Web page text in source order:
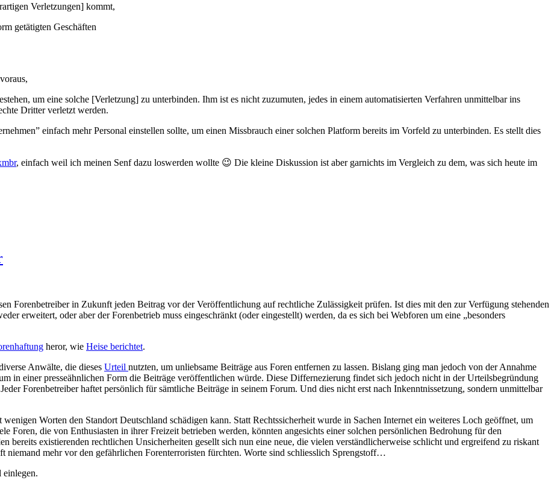
Verletzungen] kommt,
getätigten Geschäften
um eine solche [Verletzung] zu unterbinden. Ihm ist es nicht zuzumuten, jedes in einem automatisierten Verfahren unmittelbar ins
Dritter verletzt werden.
einfach mehr Personal einstellen sollte, um einen Missbrauch einer solchen Platform bereits im Vorfeld zu unterbinden. Es stellt dies
, einfach weil ich meinen Senf dazu loswerden wollte 😉 Die kleine Diskussion ist aber garnichts im Vergleich zu dem, was sich heute im
Forenbetreiber in Zukunft jeden Beitrag vor der Veröffentlichung auf rechtliche Zulässigkeit prüfen. Ist dies mit den zur Verfügung stehenden
erweitert, oder aber der Forenbetrieb muss eingeschränkt (oder eingestellt) werden, da es sich bei Webforen um eine „besonders
heror, wie Heise berichtet.
Anwälte, die dieses Urteil nutzten, um unliebsame Beiträge aus Foren entfernen zu lassen. Bislang ging man jedoch von der Annahme
in einer presseähnlichen Form die Beiträge veröffentlichen würde. Diese Differnezierung findet sich jedoch nicht in der Urteilsbegründung
Forenbetreiber haftet persönlich für sämtliche Beiträge in seinem Forum. Und dies nicht erst nach Inkenntnissetzung, sondern unmittelbar
Worten den Standort Deutschland schädigen kann. Statt Rechtssicherheit wurde in Sachen Internet ein weiteres Loch geöffnet, um
Foren, die von Enthusiasten in ihrer Freizeit betrieben werden, könnten angesichts einer solchen persönlichen Bedrohung für den
bereits existierenden rechtlichen Unsicherheiten gesellt sich nun eine neue, die vielen verständlicherweise schlicht und ergreifend zu riskant
mehr vor den gefährlichen Forenterroristen fürchten. Worte sind schliesslich Sprengstoff…
einlegen.